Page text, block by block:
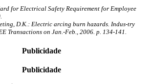
for Electrical Safety Requirement for Employee
D.K.: Electric arcing burn hazards. Indus-try
Transactions on Jan.-Feb., 2006. p. 134-141.
Publicidade
Publicidade